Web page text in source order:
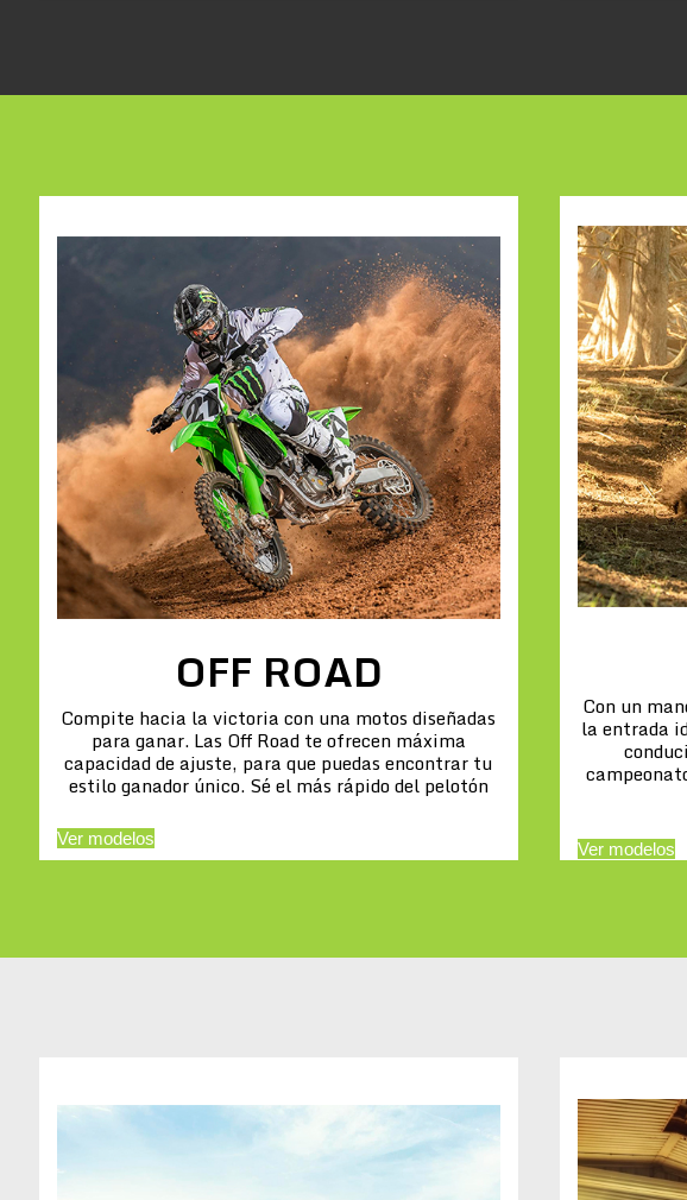
OFF ROAD
Compite hacia la victoria con una motos diseñadas
para ganar. Las Off Road te ofrecen máxima
capacidad de ajuste, para que puedas encontrar tu
estilo ganador único. Sé el más rápido del pelotón
Ver modelos
Con un
la entrada
Ver modelos